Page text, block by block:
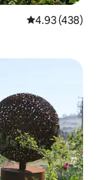
レビュー438
4.93 (438)